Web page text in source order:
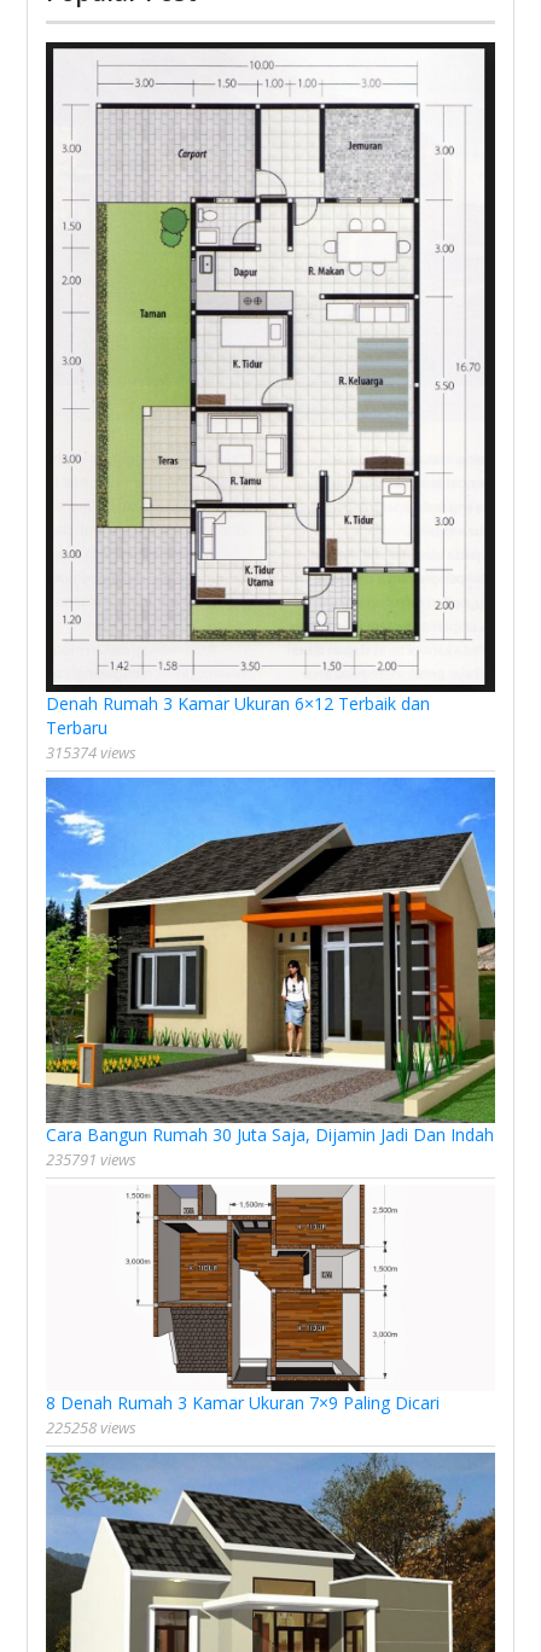
Denah Rumah 3 Kamar Ukuran 6×12 Terbaik dan
Terbaru
315374 views
Cara Bangun Rumah 30 Juta Saja, Dijamin Jadi Dan Indah
235791 views
8 Denah Rumah 3 Kamar Ukuran 7×9 Paling Dicari
225258 views